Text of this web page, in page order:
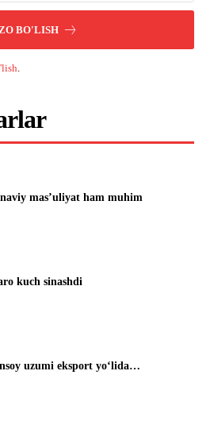
BO'LISH
mas’uliyat ham muhim
kuch sinashdi
uzumi eksport yo‘lida…